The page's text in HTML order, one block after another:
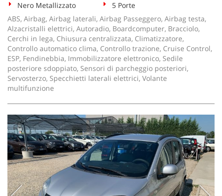
Nero Metallizzato
5 Porte
ABS, Airbag, Airbag laterali, Airbag Passeggero, Airbag testa,
Alzacristalli elettrici, Autoradio, Boardcomputer, Bracciolo,
Cerchi in lega, Chiusura centralizzata, Climatizzatore,
Controllo automatico clima, Controllo trazione, Cruise Control,
ESP, Fendinebbia, Immobilizzatore elettronico, Sedile
posteriore sdoppiato, Sensori di parcheggio posteriori,
Servosterzo, Specchietti laterali elettrici, Volante
multifunzione